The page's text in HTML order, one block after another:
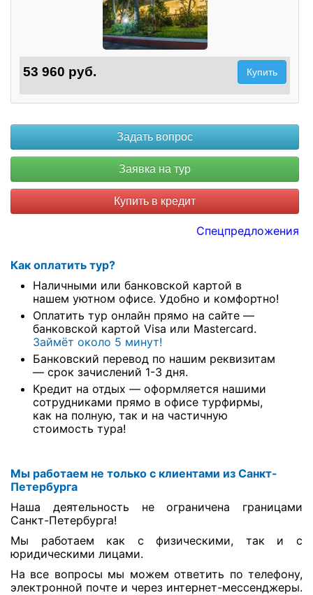
53 960 руб. Купить
Купить в кредит
Спецпредложения
Как оплатить тур?
Наличными или банковской картой в
нашем уютном офисе. Удобно и комфортно!
Оплатить тур онлайн прямо на сайте —
банковской картой Visa или Mastercard.
Займёт около 5 минут!
Банковский перевод по нашим реквизитам
— срок зачислений 1-3 дня.
Кредит на отдых — оформляется нашими
сотрудниками прямо в офисе турфирмы,
как на полную, так и на частичную
стоимость тура!
Мы работаем не только с клиентами из Санкт-
Петербурга
Наша деятельность не ограничена границами
Санкт-Петербурга!
Мы работаем как с физическими, так и с
юридическими лицами.
На все вопросы мы можем ответить по телефону,
электронной почте и через интернет-мессенджеры.